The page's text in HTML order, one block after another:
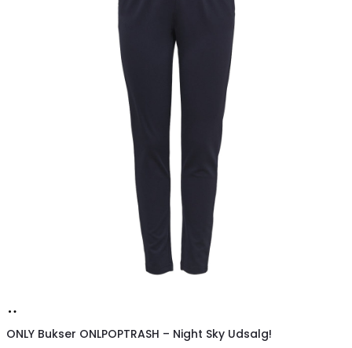
hos
ONLY Bukser ONLPOPTRASH – Night Sky Udsalg!